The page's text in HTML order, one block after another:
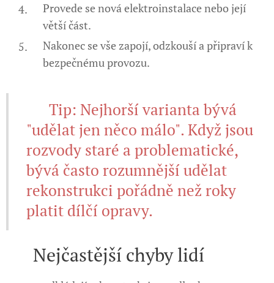
Provede se nová elektroinstalace nebo její
větší část.
Nakonec se vše zapojí, odzkouší a připraví k
bezpečnému provozu.
⚠️ Tip: Nejhorší varianta bývá
"udělat jen něco málo". Když jsou
rozvody staré a problematické,
bývá často rozumnější udělat
rekonstrukci pořádně než roky
platit dílčí opravy.
🚫 Nejčastější chyby lidí